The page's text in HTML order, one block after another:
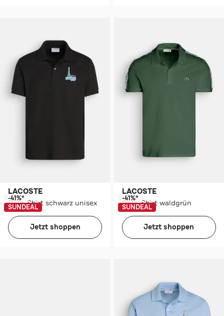
LACOSTE
Polo-Shirt schwarz unisex
-41%*
SUNDEAL
Jetzt shoppen
LACOSTE
Polo-Shirt waldgrün
-41%*
SUNDEAL
Jetzt shoppen